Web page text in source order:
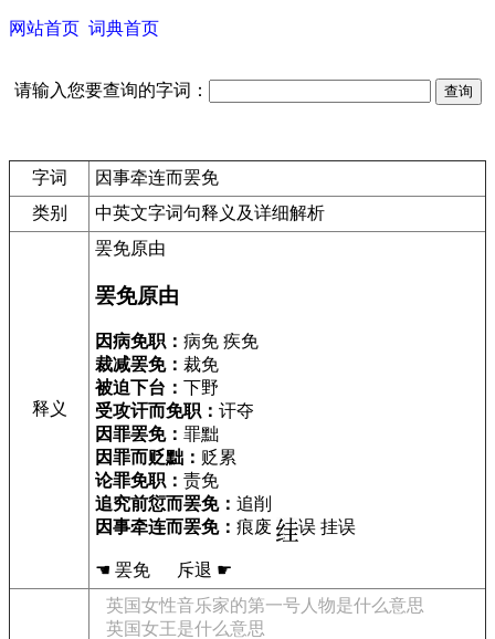
网站首页 词典首页
请输入您要查询的字词：
字词
因事牵连而罢免
类别
中英文字词句释义及详细解析
释义
罢免原由
罢免原由
因病免职： 病免 疾免
裁减罢免： 裁免
被迫下台： 下野
受攻讦而免职： 讦夺
因罪罢免： 罪黜
因罪而贬黜： 贬累
论罪免职： 责免
追究前愆而罢免： 追削
因事牵连而罢免： 痕废 误 挂误
☚ 罢免 斥退 ☛
英国女性音乐家的第一号人物是什么意思
英国女王是什么意思